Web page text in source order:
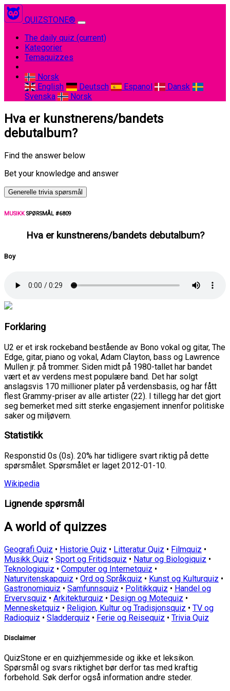
QUIZSTONE®
The daily quiz (current)
Kategorier
Temaquizzes
Norsk
English
Deutsch Espanol
Dansk
Svenska
Norsk
Hva er kunstnerens/bandets
debutalbum?
Find the answer below
Bet your knowledge and answer
Generelle trivia spørsmål
MUSIKKSPØRSMÅL #6809
Hva er kunstnerens/bandets debutalbum?
Boy
Forklaring
U2 er et irsk rockeband bestående av Bono vokal og gitar, The
Edge, gitar, piano og vokal, Adam Clayton, bass og Lawrence
Mullen jr. på trommer. Siden midt på 1980-tallet har bandet
vært et av verdens mest populære band. Det har solgt
anslagsvis 170 millioner plater på verdensbasis, og har fått
flest Grammy-priser av alle artister (22). I tillegg har det gjort
seg bemerket med sitt sterke engasjement innenfor politiske
saker og miljøvern.
Statistikk
Responstid 0s (0s). 20% har tidligere svart riktig på dette
spørsmålet. Spørsmålet er laget 2012-01-10.
Wikipedia
Lignende spørsmål
A world of quizzes
Geografi Quiz • Historie Quiz • Litteratur Quiz • Filmquiz •
Musikk Quiz • Sport og Fritidsquiz • Natur og Biologiquiz •
Teknologiquiz • Computer og Internetquiz •
Naturvitenskapquiz • Ord og Språkquiz • Kunst og Kulturquiz •
Gastronomiquiz • Samfunnsquiz • Politikkquiz • Handel og
Ervervsquiz • Arkitekturquiz • Design og Motequiz •
Mennesketquiz • Religion, Kultur og Tradisjonsquiz • TV og
Radioquiz • Sladderquiz • Ferie og Reisequiz • Trivia Quiz
Disclaimer
QuizStone er en quizhjemmeside og ikke et leksikon.
Spørsmål og svars riktighet bør derfor tas med kraftig
forbehold. Søk derfor også information andre steder.